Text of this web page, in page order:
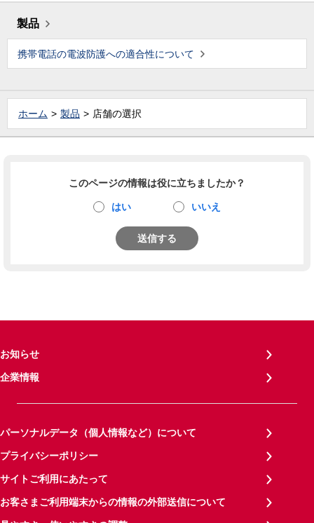
製品
携帯電話の電波防護への適合性について
ホーム 製品 店舗の選択
このページの情報は役に立ちましたか？
はい いいえ
送信する
お知らせ
企業情報
パーソナルデータ（個人情報など）について
プライバシーポリシー
サイトご利用にあたって
お客さまご利用端末からの情報の外部送信について